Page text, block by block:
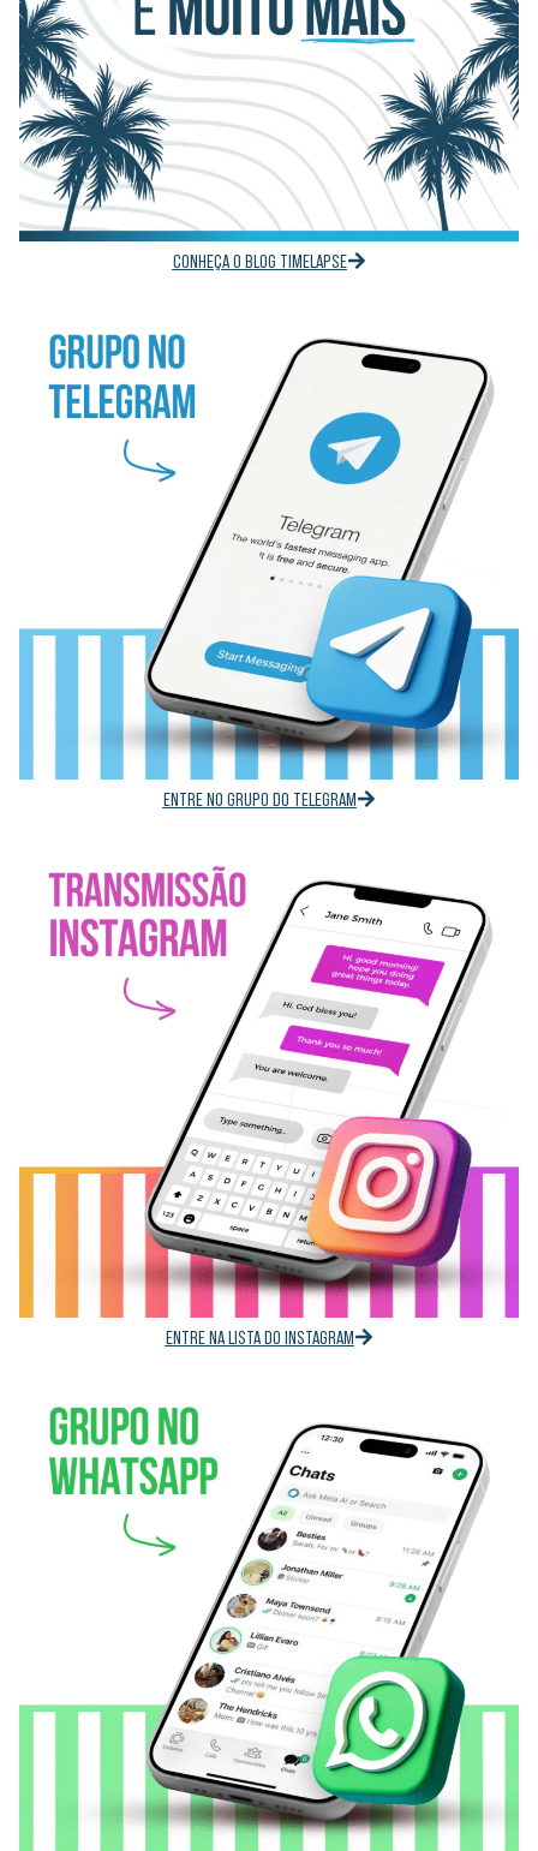
CONHEÇA O BLOG TIMELAPSE
ENTRE NO GRUPO DO TELEGRAM
ENTRE NA LISTA DO INSTAGRAM